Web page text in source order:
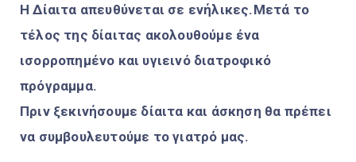
Η Δίαιτα απευθύνεται σε ενήλικες.Μετά το
τέλος της δίαιτας ακολουθούμε ένα
ισορροπημένο και υγιεινό διατροφικό
πρόγραμμα.
Πριν ξεκινήσουμε δίαιτα και άσκηση θα πρέπει
να συμβουλευτούμε το γιατρό μας.